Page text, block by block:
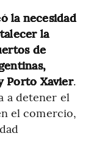
la necesidad
la
de
Porto Xavier.
a detener el
el comercio,